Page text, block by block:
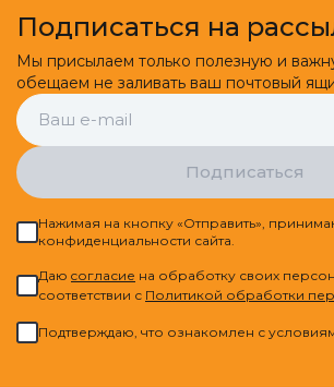
Подписаться на
Мы присылаем только полезную и
обещаем не заливать ваш почтовый
Подписаться
Нажимая на кнопку «Отправить»,
конфиденциальности сайта.
Даю cогласие на обработку своих
соответствии с Политикой обработки
Подтверждаю, что ознакомлен с